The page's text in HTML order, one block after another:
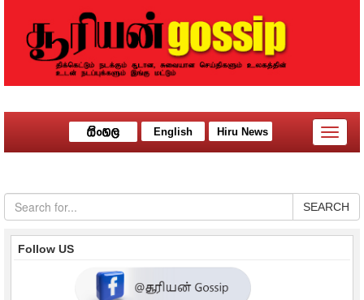
English Hiru News
Toggle
SEARCH
Follow US